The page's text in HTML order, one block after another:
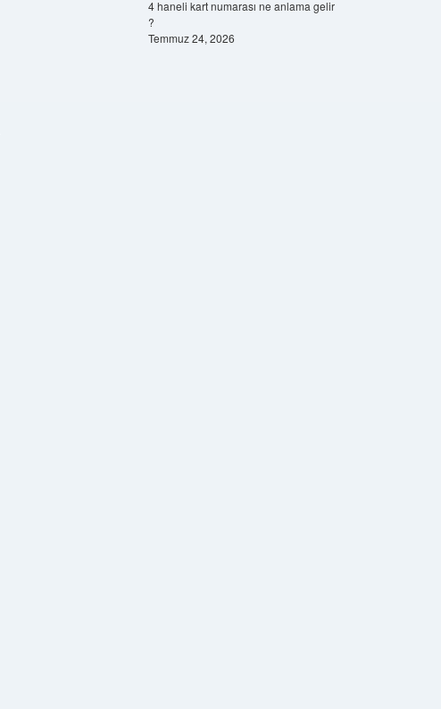
4 haneli kart numarası ne anlama gelir
?
Temmuz 24, 2026